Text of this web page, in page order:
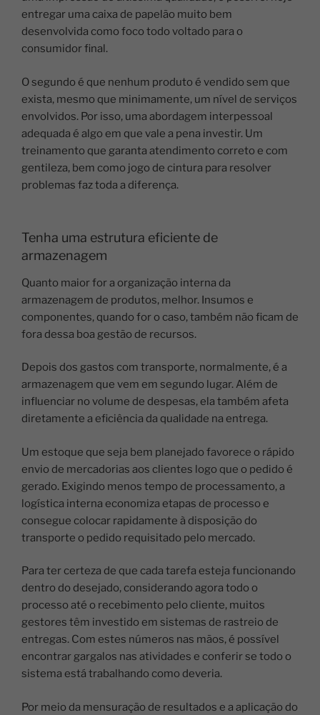
entregar uma caixa de papelão muito bem
desenvolvida como foco todo voltado para o
consumidor final.
O segundo é que nenhum produto é vendido sem que
exista, mesmo que minimamente, um nível de serviços
envolvidos. Por isso, uma abordagem interpessoal
adequada é algo em que vale a pena investir. Um
treinamento que garanta atendimento correto e com
gentileza, bem como jogo de cintura para resolver
problemas faz toda a diferença.
Tenha uma estrutura eficiente de
armazenagem
Quanto maior for a organização interna da
armazenagem de produtos, melhor. Insumos e
componentes, quando for o caso, também não ficam de
fora dessa boa gestão de recursos.
Depois dos gastos com transporte, normalmente, é a
armazenagem que vem em segundo lugar. Além de
influenciar no volume de despesas, ela também afeta
diretamente a eficiência da qualidade na entrega.
Um estoque que seja bem planejado favorece o rápido
envio de mercadorias aos clientes logo que o pedido é
gerado. Exigindo menos tempo de processamento, a
logística interna economiza etapas de processo e
consegue colocar rapidamente à disposição do
transporte o pedido requisitado pelo mercado.
Para ter certeza de que cada tarefa esteja funcionando
dentro do desejado, considerando agora todo o
processo até o recebimento pelo cliente, muitos
gestores têm investido em sistemas de rastreio de
entregas. Com estes números nas mãos, é possível
encontrar gargalos nas atividades e conferir se todo o
sistema está trabalhando como deveria.
Por meio da mensuração de resultados e a aplicação do